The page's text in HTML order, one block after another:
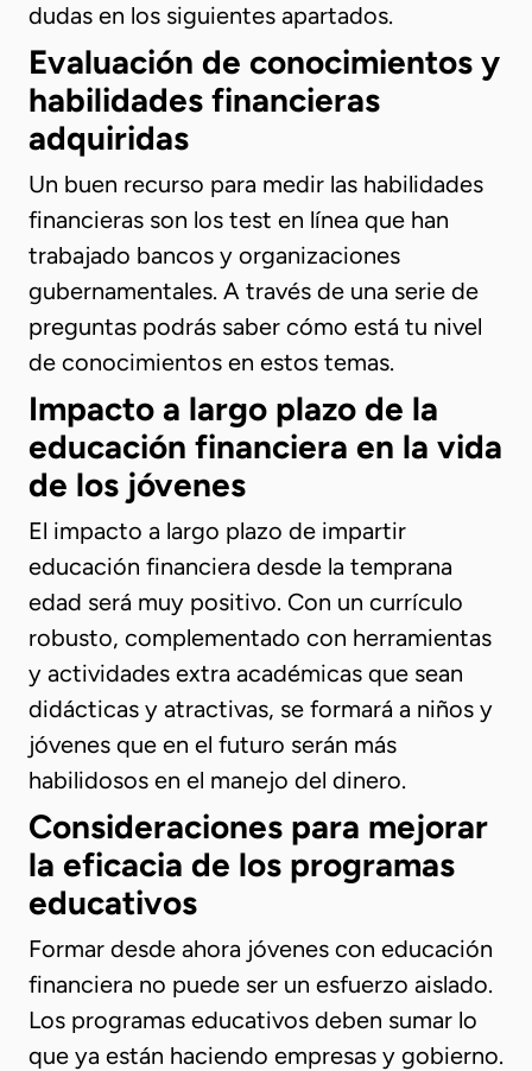
dudas en los siguientes apartados.
Evaluación de conocimientos y
habilidades financieras
adquiridas
Un buen recurso para medir las habilidades
financieras son los test en línea que han
trabajado bancos y organizaciones
gubernamentales. A través de una serie de
preguntas podrás saber cómo está tu nivel
de conocimientos en estos temas.
Impacto a largo plazo de la
educación financiera en la vida
de los jóvenes
El impacto a largo plazo de impartir
educación financiera desde la temprana
edad será muy positivo. Con un currículo
robusto, complementado con herramientas
y actividades extra académicas que sean
didácticas y atractivas, se formará a niños y
jóvenes que en el futuro serán más
habilidosos en el manejo del dinero.
Consideraciones para mejorar
la eficacia de los programas
educativos
Formar desde ahora jóvenes con educación
financiera no puede ser un esfuerzo aislado.
Los programas educativos deben sumar lo
que ya están haciendo empresas y gobierno.